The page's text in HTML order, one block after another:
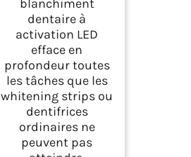
blanchiment
dentaire à
activation LED
efface en
profondeur toutes
les tâches que les
whitening strips ou
dentifrices
ordinaires ne
peuvent pas